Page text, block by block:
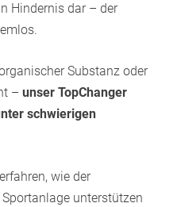
Hindernis dar – der
Substanz oder
– unser TopChanger
schwierigen
wie der
unterstützen